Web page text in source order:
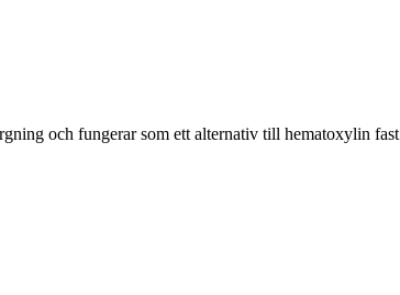
och fungerar som ett alternativ till hematoxylin